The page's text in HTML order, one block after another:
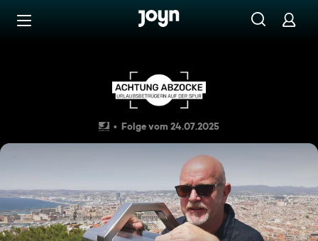
Zum Inhalt springen
Südfrankreich: Lifestyle,
Folge vom 24.07.2025